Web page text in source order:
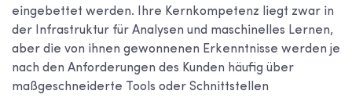
eingebettet werden. Ihre Kernkompetenz liegt zwar in
der Infrastruktur für Analysen und maschinelles Lernen,
aber die von ihnen gewonnenen Erkenntnisse werden je
nach den Anforderungen des Kunden häufig über
maßgeschneiderte Tools oder Schnittstellen